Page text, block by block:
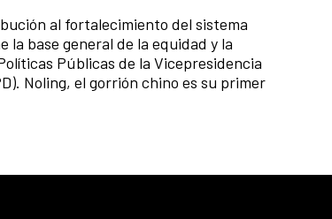
al fortalecimiento del sistema
base general de la equidad y la
Públicas de la Vicepresidencia
Noling, el gorrión chino es su primer